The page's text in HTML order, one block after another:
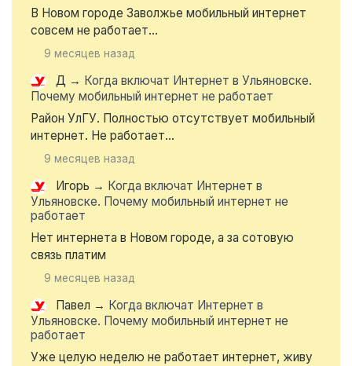
В Новом городе Заволжье мобильный интернет
совсем не работает...
9 месяцев назад
Д → Когда включат Интернет в Ульяновске.
Почему мобильный интернет не работает
Район УлГУ. Полностью отсутствует мобильный
интернет. Не работает...
9 месяцев назад
Игорь → Когда включат Интернет в
Ульяновске. Почему мобильный интернет не
работает
Нет интернета в Новом городе, а за сотовую
связь платим
9 месяцев назад
Павел → Когда включат Интернет в
Ульяновске. Почему мобильный интернет не
работает
Уже целую неделю не работает интернет, живу